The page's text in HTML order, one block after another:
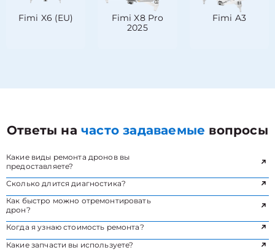
Fimi X6 (EU)
Fimi X8 Pro
2025
Fimi A3
Ответы начасто задаваемые вопросы
Какие виды ремонта дронов вы
предоставляете?
Сколько длится диагностика?
Как быстро можно отремонтировать
дрон?
Когда я узнаю стоимость ремонта?
Какие запчасти вы используете?